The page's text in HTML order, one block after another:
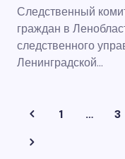
Следственный
граждан в
следственного
Ленинградской…
1 … 3